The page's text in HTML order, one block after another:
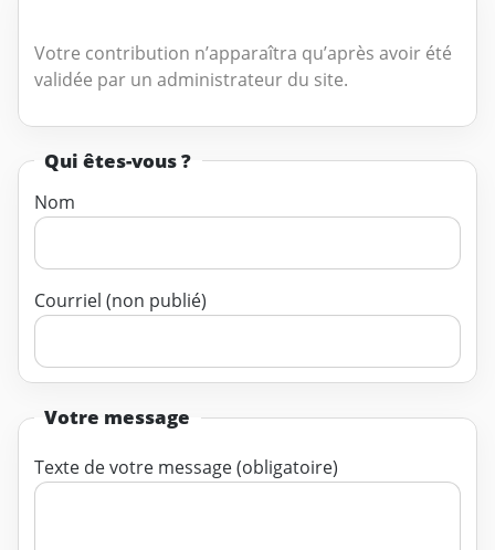
Votre contribution n’apparaîtra qu’après avoir été
validée par un administrateur du site.
Qui êtes-vous ?
Nom
Courriel (non publié)
Votre message
Texte de votre message (obligatoire)